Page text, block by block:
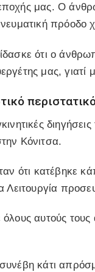
μας. Ο
πρόοδο
ότι ο
μας,
Κόνιτσα.
ότι κατέβηκε
Λειτουργία
αυτούς
κάτι